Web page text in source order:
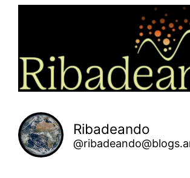
Ribadeando